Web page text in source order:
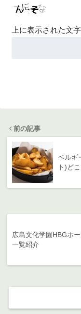
上に表示された文
前の記事
ベルギ
ト)ど
広島文化学園HBGホ
一覧紹介